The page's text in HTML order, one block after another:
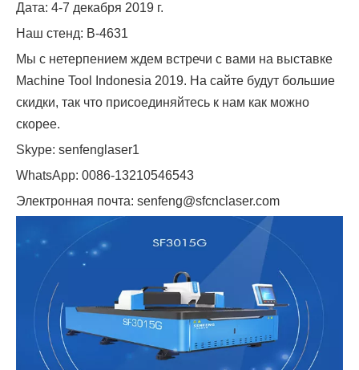
Дата: 4-7 декабря 2019 г.
Наш стенд: B-4631
Мы с нетерпением ждем встречи с вами на выставке
Machine Tool Indonesia 2019. На сайте будут большие
скидки, так что присоединяйтесь к нам как можно
скорее.
Skype: senfenglaser1
WhatsApp: 0086-13210546543
Электронная почта: senfeng@sfcnclaser.com